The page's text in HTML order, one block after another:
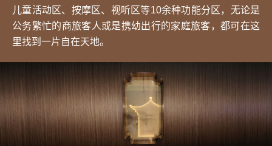
儿童活动区、按摩区、视听区等10余种功能分区，无论是
公务繁忙的商旅客人或是携幼出行的家庭旅客，都可在这
里找到一片自在天地。